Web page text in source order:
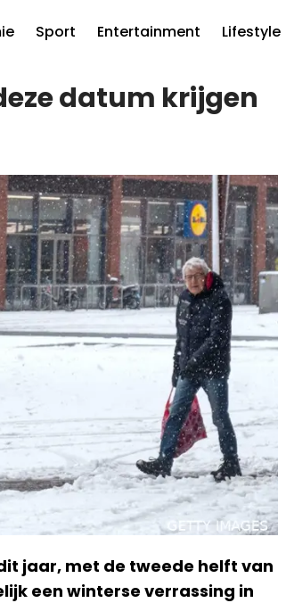
Sport Entertainment Lifestyle
datum krijgen
jaar, met de tweede helft van
een winterse verrassing in